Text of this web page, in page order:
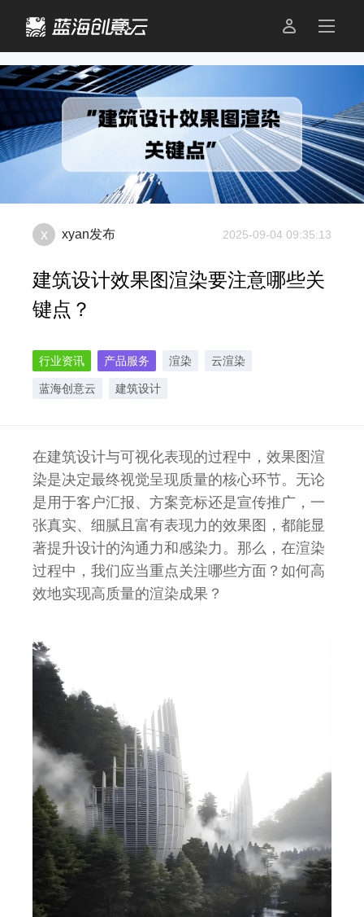

x xyan发布 2025-09-04 09:35:13
建筑设计效果图渲染要注意哪些关
键点？
行业资讯 产品服务 渲染 云渲染
蓝海创意云 建筑设计
在建筑设计与可视化表现的过程中，效果图渲
染是决定最终视觉呈现质量的核心环节。无论
是用于客户汇报、方案竞标还是宣传推广，一
张真实、细腻且富有表现力的效果图，都能显
著提升设计的沟通力和感染力。那么，在渲染
过程中，我们应当重点关注哪些方面？如何高
效地实现高质量的渲染成果？